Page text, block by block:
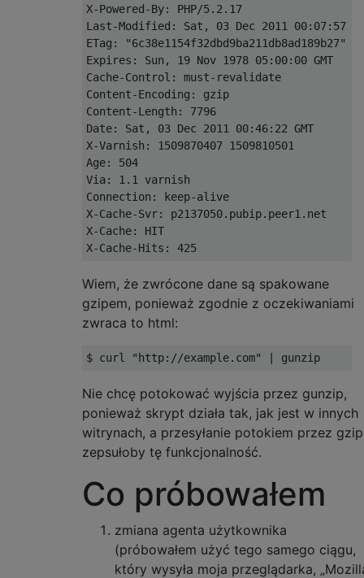
X-Powered-By: PHP/5.2 . 17
Last-Modified : Sat , 03 Dec 2011 00: 07: 57
ETag :
"6c38e1154f32dbd9ba211db8ad189b27"
Expires : Sun , 19 Nov 1978 05: 00: 00
Cache-Control : must-
Content-Encoding :
Content-Length :
7796
Date: Sat , 03 Dec 2011 00:46: 22 GMT
X-Varnish : 1509870407 1509810501
Age:
504
Via: 1.1
Connection : keep-alive
X-Cache-Svr: p2137050. pubip. peer1 . net
X-Cache:
HIT
X-Cache-Hits : 425
Wiem, że zwrócone dane są spakowane
gzipem, ponieważ zgodnie z oczekiwaniami
zwraca to html:
$ curl "http://example.com" | gunzip
Nie chcę potokować wyjścia przez gunzip,
ponieważ skrypt działa tak, jak jest w innych
witrynach, a przesyłanie potokiem przez gzip
zepsułoby tę funkcjonalność.
Co próbowałem
zmiana agenta użytkownika
(próbowałem użyć tego samego ciągu,
który wysyła moja przeglądarka,